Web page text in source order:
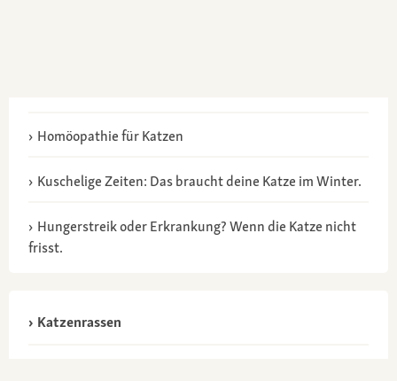
Homöopathie für Katzen
Kuschelige Zeiten: Das braucht deine Katze im Winter.
Hungerstreik oder Erkrankung? Wenn die Katze nicht
frisst.
Katzenrassen